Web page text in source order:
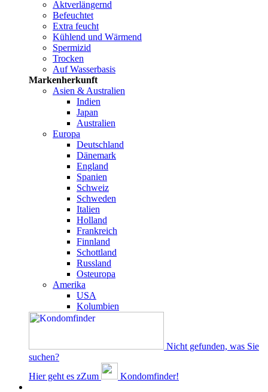
Aktverlängernd
Befeuchtet
Extra feucht
Kühlend und Wärmend
Spermizid
Trocken
Auf Wasserbasis
Markenherkunft
Asien & Australien
Indien
Japan
Australien
Europa
Deutschland
Dänemark
England
Spanien
Schweiz
Schweden
Italien
Holland
Frankreich
Finnland
Schottland
Russland
Osteuropa
Amerika
USA
Kolumbien
Nicht gefunden, was Sie
suchen?
Hier geht es zZum
Kondomfinder!